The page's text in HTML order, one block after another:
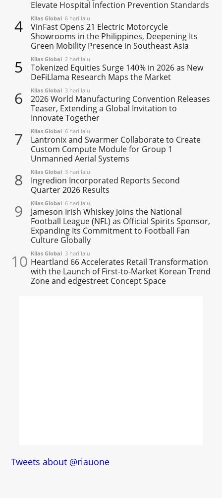
Elevate Hospital Infection Prevention Standards
4 Kilas Global 6 hari lalu
VinFast Opens 21 Electric Motorcycle
Showrooms in the Philippines, Deepening Its
Green Mobility Presence in Southeast Asia
5 Kilas Global 2 hari lalu
Tokenized Equities Surge 140% in 2026 as New
DeFiLlama Research Maps the Market
6 Kilas Global 3 hari lalu
2026 World Manufacturing Convention Releases
Teaser, Extending a Global Invitation to
Innovate Together
7 Kilas Global 6 hari lalu
Lantronix and Swarmer Collaborate to Create
Custom Compute Module for Group 1
Unmanned Aerial Systems
8 Kilas Global 3 hari lalu
Ingredion Incorporated Reports Second
Quarter 2026 Results
9 Kilas Global 6 hari lalu
Jameson Irish Whiskey Joins the National
Football League (NFL) as Official Spirits Sponsor,
Expanding Its Commitment to Football Fan
Culture Globally
10 Kilas Global 3 hari lalu
Heartland 66 Accelerates Retail Transformation
with the Launch of First-to-Market Korean Trend
Zone and edgestreet Concept Space
Tweets about @riauone